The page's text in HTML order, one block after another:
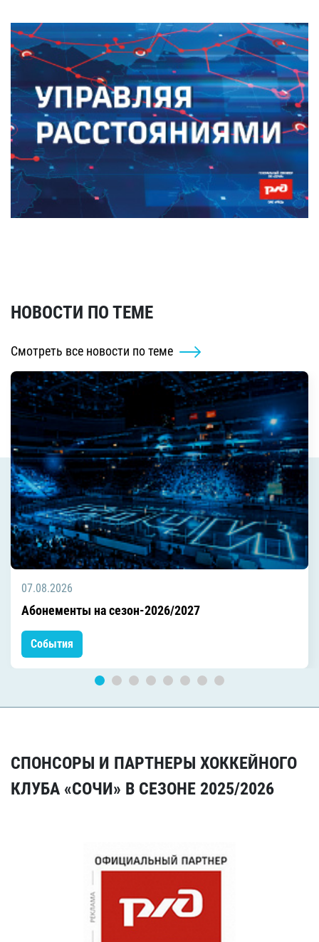
НОВОСТИ ПО ТЕМЕ
Смотреть все новости по теме
07.08.2026
Абонементы на сезон-2026/2027
События
СПОНСОРЫ И ПАРТНЕРЫ ХОККЕЙНОГО
КЛУБА «СОЧИ» В СЕЗОНЕ 2025/2026